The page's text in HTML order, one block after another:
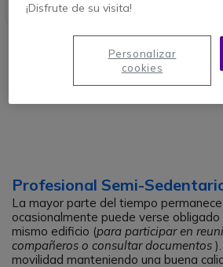
Ref: GN2300
Profesional Semi-
La mayor parte del tiempo
ocasionalmente puede verse
mismo edificio (para participar en
compañeros o consultar documentos
movilidad manteniendo una buena
¡Disfrute de su visita!
Personalizar
cookies